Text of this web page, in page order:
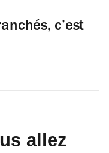
c’est
allez